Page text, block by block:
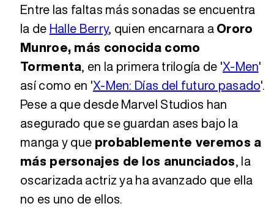
Entre las faltas más sonadas se encuentra
la de Halle Berry, quien encarnara aOroro
Munroe, más conocida como
Tormenta, en la primera trilogía de 'X-Men'
así como en 'X-Men: Días del futuro pasado'.
Pese a que desde Marvel Studios han
asegurado que se guardan ases bajo la
manga y que probablemente veremos a
más personajes de los anunciados, la
oscarizada actriz ya ha avanzado que ella
no es uno de ellos.